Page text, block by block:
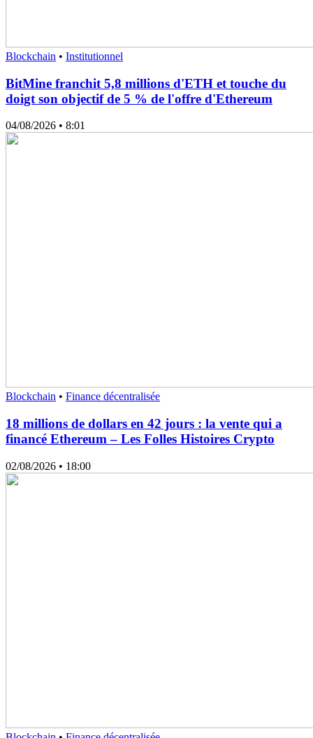
Blockchain • Institutionnel
BitMine franchit 5,8 millions d'ETH et touche du
doigt son objectif de 5 % de l'offre d'Ethereum
04/08/2026 • 8:01
Blockchain • Finance décentralisée
18 millions de dollars en 42 jours : la vente qui a
financé Ethereum – Les Folles Histoires Crypto
02/08/2026 • 18:00